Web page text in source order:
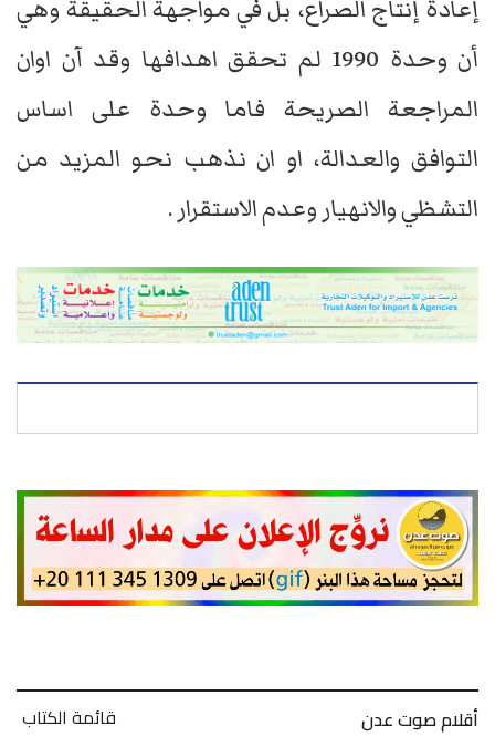
إعادة إنتاج الصراع، بل في مواجهة الحقيقة وهي
أن وحدة 1990 لم تحقق اهدافها وقد آن اوان
المراجعة الصريحة فاما وحدة على اساس
التوافق والعدالة، او ان نذهب نحو المزيد من
التشظي والانهيار وعدم الاستقرار .
أقلام صوت عدن قائمة الكتاب